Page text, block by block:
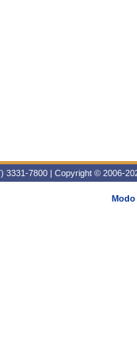
3331-7800 | Copyright © 2006-
Modo